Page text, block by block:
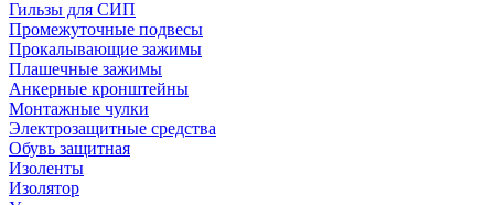
Гильзы для СИП
Промежуточные подвесы
Прокалывающие зажимы
Плашечные зажимы
Анкерные кронштейны
Монтажные чулки
Электрозащитные средства
Обувь защитная
Изоленты
Изолятор